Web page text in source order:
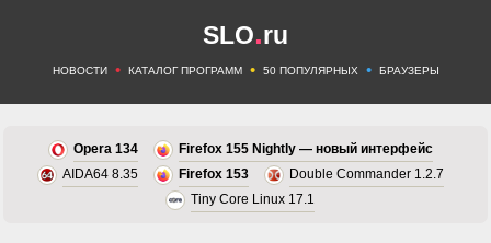
SLO.ru
НОВОСТИ • КАТАЛОГ ПРОГРАММ • 50 ПОПУЛЯРНЫХ • БРАУЗЕРЫ
Opera 134
Firefox 155 Nightly — новый интерфейс
AIDA64 8.35
Firefox 153
Double Commander 1.2.7
Tiny Core Linux 17.1